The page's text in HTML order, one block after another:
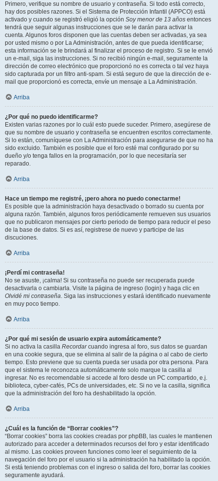
Primero, verifique su nombre de usuario y contraseña. Si todo está correcto,
hay dos posibles razones. Si el Sistema de Protección Infantil (APPCO) está
activado y cuando se registró eligió la opción Soy menor de 13 años entonces
tendrá que seguir algunas instrucciones que se le darán para activar la
cuenta. Algunos foros disponen que las cuentas deben ser activadas, ya sea
por usted mismo o por La Administración, antes de que pueda identificarse;
esta información se le brindará al finalizar el proceso de registro. Si se le envió
un e-mail, siga las instrucciones. Si no recibió ningún e-mail, seguramente la
dirección de correo electrónico que proporcionó no es correcta o tal vez haya
sido capturada por un filtro anti-spam. Si está seguro de que la dirección de e-
mail que proporcionó es correcta, envíe un mensaje a La Administración.
Arriba
¿Por qué no puedo identificarme?
Existen varias razones por lo cuál esto puede suceder. Primero, asegúrese de
que su nombre de usuario y contraseña se encuentren escritos correctamente.
Si lo están, comuníquese con La Administración para asegurarse de que no ha
sido excluido. También es posible que el foro esté mal configurado por su
dueño y/o tenga fallos en la programación, por lo que necesitaría ser
reparado.
Arriba
Hace un tiempo me registré, ¡pero ahora no puedo conectarme!
Es posible que la administración haya desactivado o borrado su cuenta por
alguna razón. También, algunos foros periódicamente remueven sus usuarios
que no publicaron mensajes por cierto periodo de tiempo para reducir el peso
de la base de datos. Si es así, registrese de nuevo y participe de las
discuciones.
Arriba
¡Perdí mi contraseña!
No se asuste, ¡calma! Si su contraseña no puede ser recuperada puede
desactivarla o cambiarla. Visite la página de ingreso (login) y haga clic en
Olvidé mi contraseña. Siga las instrucciones y estará identificado nuevamente
en muy poco tiempo.
Arriba
¿Por qué mi sesión de usuario expira automáticamente?
Si no activa la casilla Recordarcuando ingresa al foro, sus datos se guardan
en una cookie segura, que se elimina al salir de la página o al cabo de cierto
tiempo. Esto previene que su cuenta pueda ser usada por otra persona. Para
que el sistema le reconozca automáticamente solo marque la casilla al
ingresar. No es recomendable si accede al foro desde un PC compartido, e.j.
biblioteca, cyber-cafés, PCs de universidades, etc. Si no ve la casilla, significa
que la administración del foro ha deshabilitado la opción.
Arriba
¿Cuál es la función de “Borrar cookies”?
“Borrar cookies” borra las cookies creadas por phpBB, las cuales le mantienen
autorizado para acceder a determinados recursos del foro y estar identificado
al mismo. Las cookies proveen funciones como leer el seguimiento de la
navegación del foro por el usuario si la administración ha habilitado la opción.
Si está teniendo problemas con el ingreso o salida del foro, borrar las cookies
seguramente ayudará.